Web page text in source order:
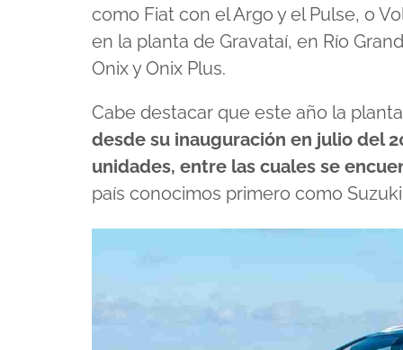
27
seconds Volume
90%
como Fiat con el Argo y el Pulse, o
en la planta de Gravataí, en Río
Onix y Onix Plus.
Cabe destacar que este año la
desde su inauguración en julio del
unidades, entre las cuales se
país conocimos primero como